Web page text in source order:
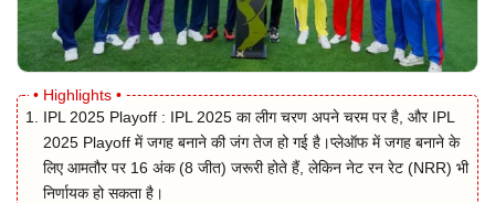
IPL 2025 Playoff : IPL 2025 का लीग चरण अपने चरम पर है, और IPL
2025 Playoff में जगह बनाने की जंग तेज हो गई है।प्लेऑफ में जगह बनाने के
लिए आमतौर पर 16 अंक (8 जीत) जरूरी होते हैं, लेकिन नेट रन रेट (NRR) भी
निर्णायक हो सकता है।